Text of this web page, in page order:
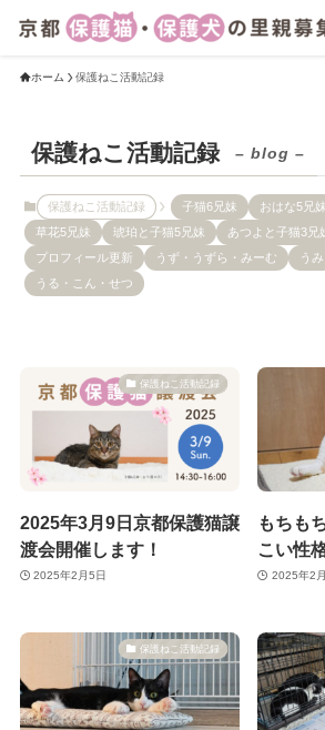
ホーム 保護ねこ活動記録
保護ねこ活動記録 – blog –
保護ねこ活動記録 子猫6兄妹 おはな5兄妹
草花5兄妹
琥珀と子猫5兄妹 あつよと子猫3兄
プロフィール更新
うず・うずら・みーむ うみ
うる・こん・せつ
保護ねこ活動記録
2025年3月9日京都保護猫譲
渡会開催します！
2025年2月5日
もちも
こい性
2025年2
保護ねこ活動記録